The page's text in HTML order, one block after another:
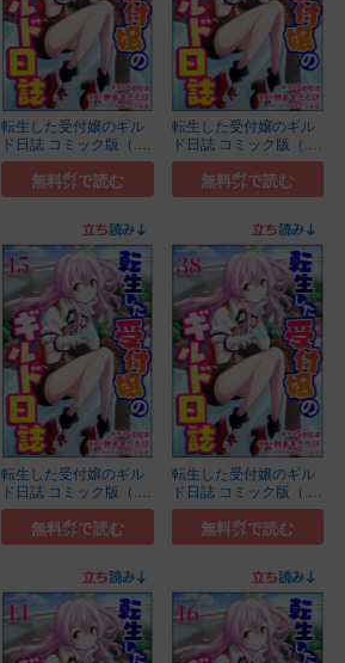
転生した受付嬢のギル
ド日誌 コミック版（...
(17)
無料㌽で読む
転生した受付嬢のギル
ド日誌 コミック版（...
(28)
無料㌽で読む
転生した受付嬢のギル
ド日誌 コミック版（...
(15)
無料㌽で読む
転生した受付嬢のギル
ド日誌 コミック版（...
(38)
無料㌽で読む